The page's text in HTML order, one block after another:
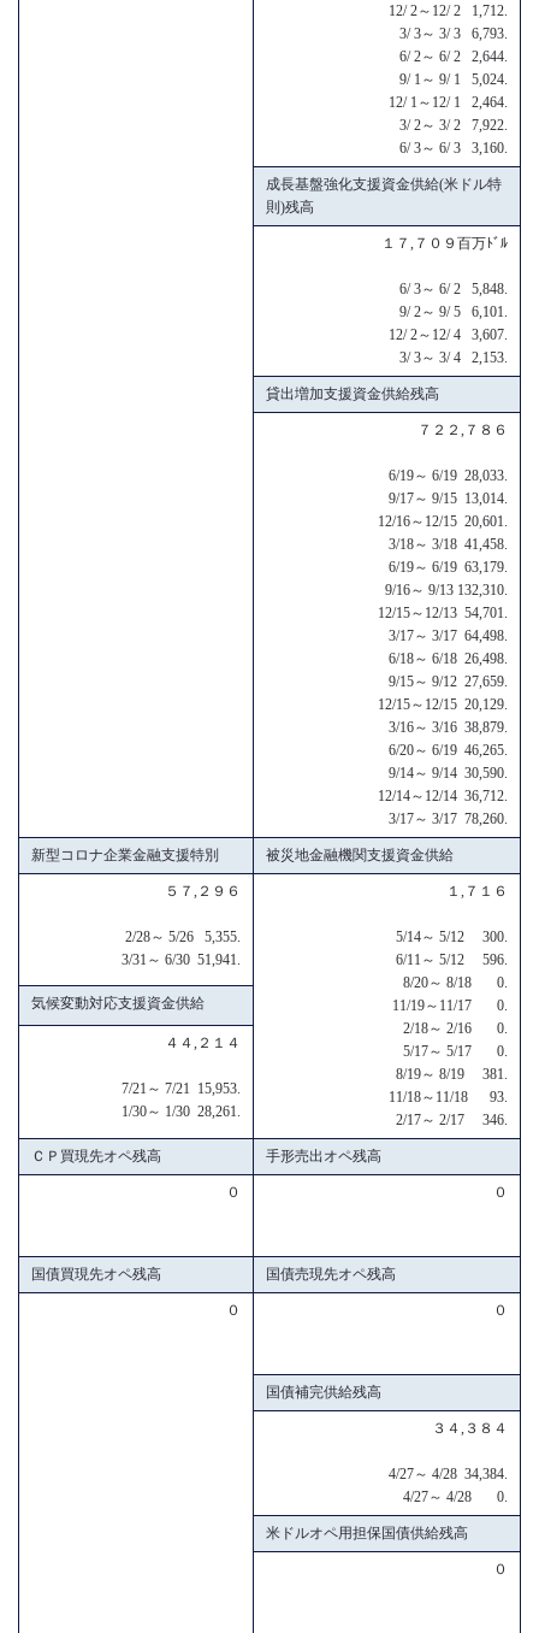
12/ 2～12/ 2 1,712.
3/ 3～ 3/ 3 6,793.
6/ 2～ 6/ 2 2,644.
9/ 1～ 9/ 1 5,024.
12/ 1～12/ 1 2,464.
3/ 2～ 3/ 2 7,922.
6/ 3～ 6/ 3 3,160.
成長基盤強化支援資金供給(米ドル特
則)残高
１７,７０９百万ﾄﾞﾙ
6/ 3～ 6/ 2 5,848.
9/ 2～ 9/ 5 6,101.
12/ 2～12/ 4 3,607.
3/ 3～ 3/ 4 2,153.
貸出増加支援資金供給残高
７２２,７８６
6/19～ 6/19 28,033.
9/17～ 9/15 13,014.
12/16～12/15 20,601.
3/18～ 3/18 41,458.
6/19～ 6/19 63,179.
9/16～ 9/13 132,310.
12/15～12/13 54,701.
3/17～ 3/17 64,498.
6/18～ 6/18 26,498.
9/15～ 9/12 27,659.
12/15～12/15 20,129.
3/16～ 3/16 38,879.
6/20～ 6/19 46,265.
9/14～ 9/14 30,590.
12/14～12/14 36,712.
3/17～ 3/17 78,260.
新型コロナ企業金融支援特別 被災地金融機関支援資金供給
５７,２９６
2/28～ 5/26 5,355.
3/31～ 6/30 51,941.
１,７１６
5/14～ 5/12 300.
6/11～ 5/12 596.
8/20～ 8/18 0.
11/19～11/17 0.
2/18～ 2/16 0.
5/17～ 5/17 0.
8/19～ 8/19 381.
11/18～11/18 93.
2/17～ 2/17 346.
気候変動対応支援資金供給
４４,２１４
7/21～ 7/21 15,953.
1/30～ 1/30 28,261.
ＣＰ買現先オペ残高 手形売出オペ残高
０ ０
国債買現先オペ残高 国債売現先オペ残高
０ ０
国債補完供給残高
３４,３８４
4/27～ 4/28 34,384.
4/27～ 4/28 0.
米ドルオペ用担保国債供給残高
０